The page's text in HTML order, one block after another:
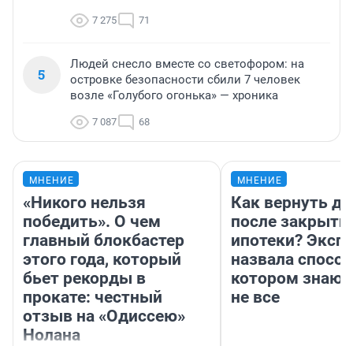
7 275 71
5
Людей снесло вместе со светофором: на
островке безопасности сбили 7 человек
возле «Голубого огонька» — хроника
7 087 68
МНЕНИЕ
«Никого нельзя
победить». О чем
главный блокбастер
этого года, который
бьет рекорды в
прокате: честный
отзыв на «Одиссею»
Нолана
МНЕНИЕ
Как вернуть
после
ипотеки?
назвала
котором
не все